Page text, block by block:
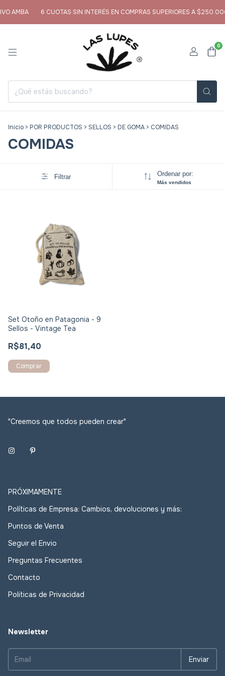
AMBA 6 CUOTAS SIN INTERÉS EN COMPRAS SUPERIORES A
0
Inicio > POR PRODUCTOS > SELLOS > DE GOMA > COMIDAS
COMIDAS
Filtrar Ordenar por:
Más vendidos
Set Otoño en Patagonia - 9
Sellos - Vintage Tea
R$81,40
"Creemos que todos pueden crear"
PRÓXIMAMENTE
Políticas de Empresa: Cambios, devoluciones y más:
Puntos de Venta
Seguir el Envio
Preguntas Frecuentes
Contacto
Politicas de Privacidad
Newsletter